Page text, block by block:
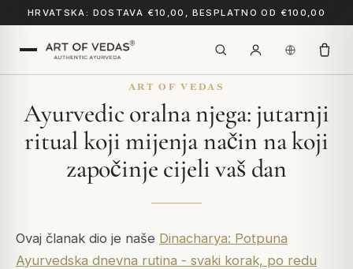
HRVATSKA: DOSTAVA €10,00, BESPLATNO OD €100,00
ART OF VEDAS
Ayurvedic oralna njega: jutarnji
ritual koji mijenja način na koji
započinje cijeli vaš dan
Ovaj članak dio je naše Dinacharya: Potpuna
Ayurvedska dnevna rutina - svaki korak, po redu